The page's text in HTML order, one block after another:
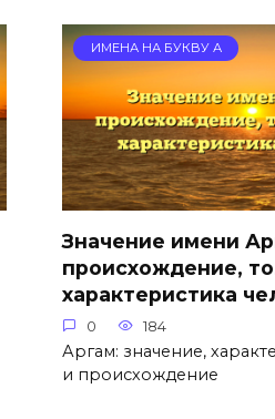
ИМЕНА НА БУКВУ А
Значение имени
происхождение,
характеристика
0 184
Аргам: значение,
и происхождение